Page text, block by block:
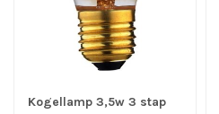
Kogellamp 3,5w 3 stap